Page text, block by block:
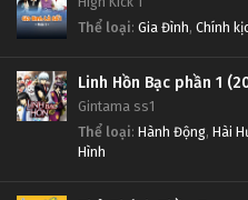
Thể loại: Gia Đình, Chính
Linh Hồn Bạc phần 1
Gintama ss1
Thể loại: Hành Động, Hài
Hình